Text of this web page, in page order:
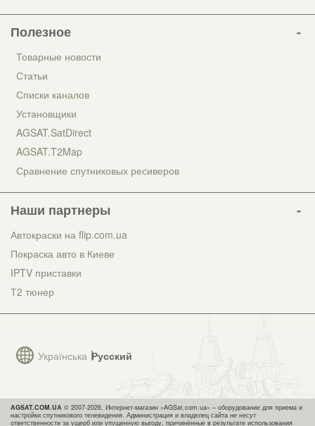
Українська Русский
Полезное
Товарные новости
Статьи
Списки каналов
Установщики
AGSAT.SatDirect
AGSAT.T2Map
Сравнение спутниковых ресиверов
Наши партнеры
Автокраски на flip.com.ua
Покраска авто в Киеве
IPTV приставки
Т2 тюнер
AGSAT.COM.UA © 2007-2026, Интернет-магазин «AGSat.com.ua» – оборудование для приема и
настройки спутникового телевидения. Администрация и владелец сайта не несут
ответственности за ущерб или упущенную выгоду, причинённые в результате использования